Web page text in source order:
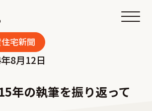
メニ
宅新聞
8月12日
の執筆を振り返って